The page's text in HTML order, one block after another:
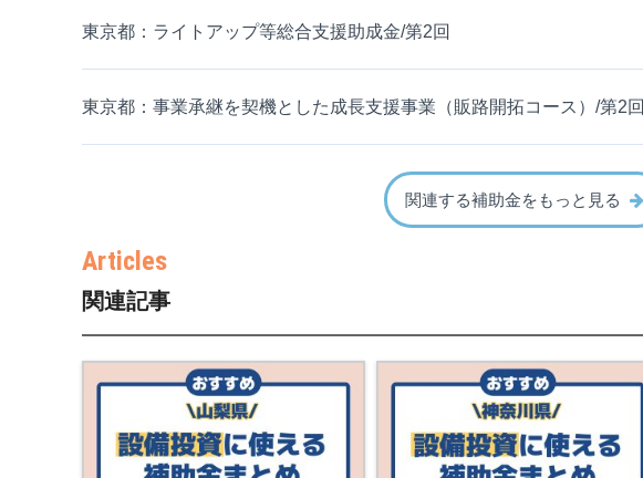
東京都：ライトアップ等総合支援助成金/第2回
東京都：事業承継を契機とした成長支援事業（販路開拓コース）/第2回
関連する補助金をもっと見る
関連記事